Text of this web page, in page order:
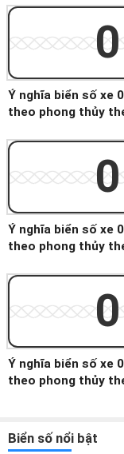
Ý nghĩa biển số xe
theo phong thủy
Ý nghĩa biển số xe
theo phong thủy
Ý nghĩa biển số xe
theo phong thủy
Biển số nổi bật